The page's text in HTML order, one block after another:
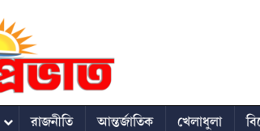
রাজনীতি আন্তর্জাতিক খেলাধুলা